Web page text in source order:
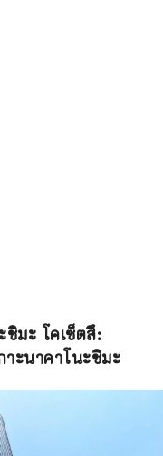
มะ โคเซ็ตสึ:
ะนาคาโนะชิมะ